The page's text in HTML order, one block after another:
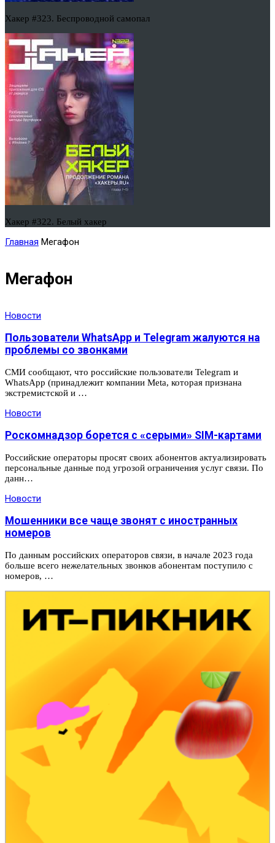
Хакер #323. Беспроводной самопал
Хакер #322. Белый хакер
Главная Мегафон
Мегафон
Новости
Пользователи WhatsApp и Telegram жалуются на
проблемы со звонками
СМИ сообщают, что российские пользователи Telegram и
WhatsApp (принадлежит компании Meta, которая признана
экстремистской и …
Новости
Роскомнадзор борется с «серыми» SIM-картами
Российские операторы просят своих абонентов актуализировать
персональные данные под угрозой ограничения услуг связи. По
данн…
Новости
Мошенники все чаще звонят с иностранных
номеров
По данным российских операторов связи, в начале 2023 года
больше всего нежелательных звонков абонентам поступило с
номеров, …